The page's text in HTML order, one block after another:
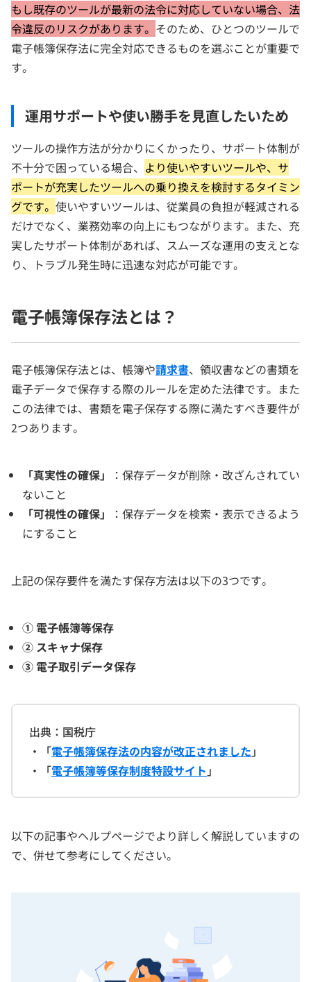
もし既存のツールが最新の法令に対応していない場合、法
令違反のリスクがあります。 そのため、ひとつのツールで
電子帳簿保存法に完全対応できるものを選ぶことが重要で
す。
運用サポートや使い勝手を見直したいため
ツールの操作方法が分かりにくかったり、サポート体制が
不十分で困っている場合、 より使いやすいツールや、サ
ポートが充実したツールへの乗り換えを検討するタイミン
グです。 使いやすいツールは、従業員の負担が軽減される
だけでなく、業務効率の向上にもつながります。また、充
実したサポート体制があれば、スムーズな運用の支えとな
り、トラブル発生時に迅速な対応が可能です。
電子帳簿保存法とは？
電子帳簿保存法とは、帳簿や請求書、領収書などの書類を
電子データで保存する際のルールを定めた法律です。また
この法律では、書類を電子保存する際に満たすべき要件が
2つあります。
「真実性の確保」
：保存データが削除・改ざんされてい
ないこと
「可視性の確保」
：保存データを検索・表示できるよう
にすること
上記の保存要件を満たす保存方法は以下の3つです。
① 電子帳簿等保存
② スキャナ保存
③ 電子取引データ保存
出典：国税庁
・「電子帳簿保存法の内容が改正されました 」
・「電子帳簿等保存制度特設サイト 」
以下の記事やヘルプページでより詳しく解説していますの
で、併せて参考にしてください。